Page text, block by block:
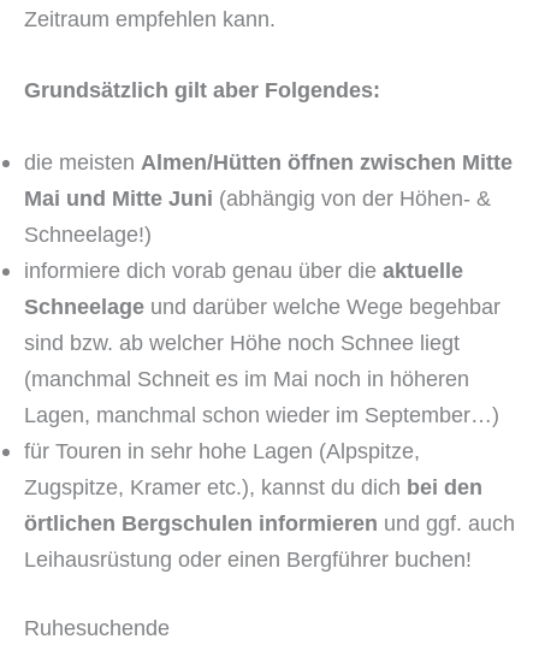
Zeitraum empfehlen kann.
Grundsätzlich gilt aber Folgendes:
die meisten Almen/Hütten öffnen zwischen Mitte
Mai und Mitte Juni (abhängig von der Höhen- &
Schneelage!)
informiere dich vorab genau über die aktuelle
Schneelage und darüber welche Wege begehbar
sind bzw. ab welcher Höhe noch Schnee liegt
(manchmal Schneit es im Mai noch in höheren
Lagen, manchmal schon wieder im September…)
für Touren in sehr hohe Lagen (Alpspitze,
Zugspitze, Kramer etc.), kannst du dich bei den
örtlichen Bergschulen informieren und ggf. auch
Leihausrüstung oder einen Bergführer buchen!
Ruhesuchende